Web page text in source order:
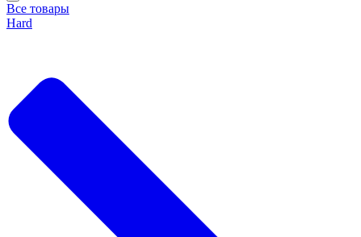
Все товары
Hard